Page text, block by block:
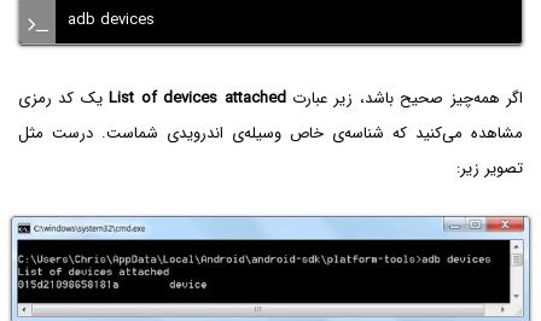
adb devices
اگر همه‌چیز صحیح باشد، زیر عبارتList of devices attachedیک کد رمزی
مشاهده می‌کنید که شناسه‌ی خاص وسیله‌ی اندرویدی شماست. درست مثل
تصویر زیر: